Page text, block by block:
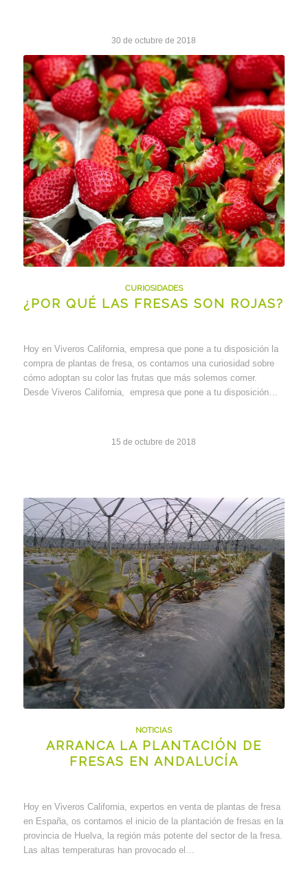
30 de octubre de 2018
CURIOSIDADES
¿POR QUÉ LAS FRESAS SON ROJAS?
Hoy en Viveros California, empresa que pone a tu disposición la
compra de plantas de fresa, os contamos una curiosidad sobre
cómo adoptan su color las frutas que más solemos comer.
Desde Viveros California, empresa que pone a tu disposición…
15 de octubre de 2018
NOTICIAS
ARRANCA LA PLANTACIÓN DE
FRESAS EN ANDALUCÍA
Hoy en Viveros California, expertos en venta de plantas de fresa
en España, os contamos el inicio de la plantación de fresas en la
provincia de Huelva, la región más potente del sector de la fresa.
Las altas temperaturas han provocado el…